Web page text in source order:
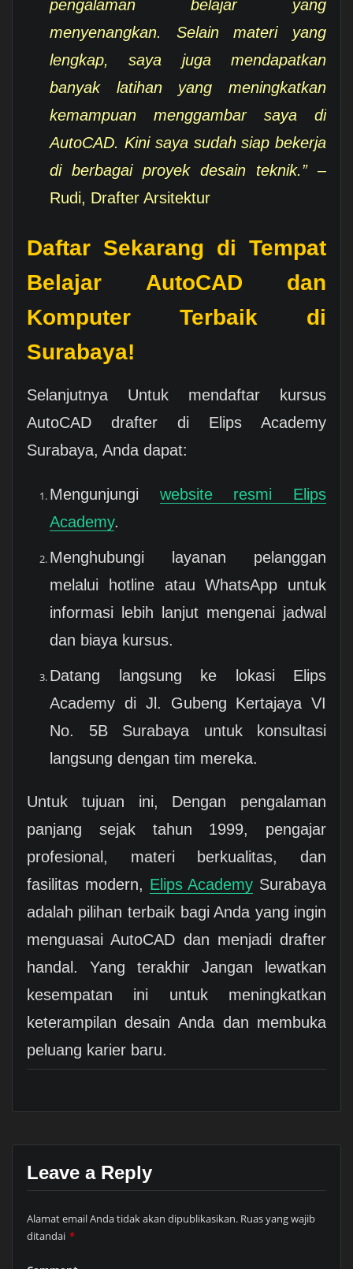
pengalaman belajar yang
menyenangkan. Selain materi yang
lengkap, saya juga mendapatkan
banyak latihan yang meningkatkan
kemampuan menggambar saya di
AutoCAD. Kini saya sudah siap bekerja
di berbagai proyek desain teknik.”–
Rudi, Drafter Arsitektur
Daftar Sekarang di Tempat
Belajar AutoCAD dan
Komputer Terbaik di
Surabaya!
Selanjutnya Untuk mendaftar kursus
AutoCAD drafter di Elips Academy
Surabaya, Anda dapat:
Mengunjungi website resmi Elips
Academy.
Menghubungi layanan pelanggan
melalui hotline atau WhatsApp untuk
informasi lebih lanjut mengenai jadwal
dan biaya kursus.
Datang langsung ke lokasi Elips
Academy di Jl. Gubeng Kertajaya VI
No. 5B Surabaya untuk konsultasi
langsung dengan tim mereka.
Untuk tujuan ini, Dengan pengalaman
panjang sejak tahun 1999, pengajar
profesional, materi berkualitas, dan
fasilitas modern, Elips Academy Surabaya
adalah pilihan terbaik bagi Anda yang ingin
menguasai AutoCAD dan menjadi drafter
handal. Yang terakhir Jangan lewatkan
kesempatan ini untuk meningkatkan
keterampilan desain Anda dan membuka
peluang karier baru.
Leave a Reply
Alamat email Anda tidak akan dipublikasikan. Ruas yang wajib
ditandai *